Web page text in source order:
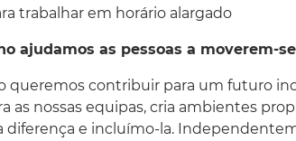
trabalhar em horário alargado
ajudamos as pessoas a moverem-
queremos contribuir para um futuro
as nossas equipas, cria ambientes
diferença e incluímo-la.